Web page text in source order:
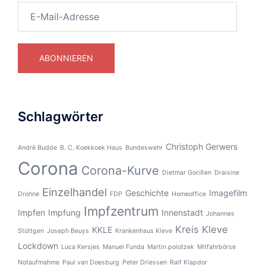
ABONNIEREN
Schlagwörter
André Budde B. C. Koekkoek Haus Bundeswehr Christoph Gerwers
Corona Corona-Kurve Dietmar Gorißen Draisine
Drohne Einzelhandel FDP Geschichte Homeoffice Imagefilm
Impfen Impfung Impfzentrum Innenstadt Johannes
Stüttgen Joseph Beuys KKLE Krankenhaus Kleve Kreis Kleve
Lockdown Luca Kersjes Manuel Funda Martin polotzek Mitfahrbörse
Notaufmahme Paul van Doesburg Peter Driessen Ralf Klapdor